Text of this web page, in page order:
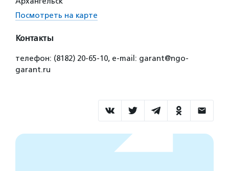
Посмотреть на карте
Контакты
телефон: (8182) 20-65-10, e-mail: garant@ngo-
garant.ru